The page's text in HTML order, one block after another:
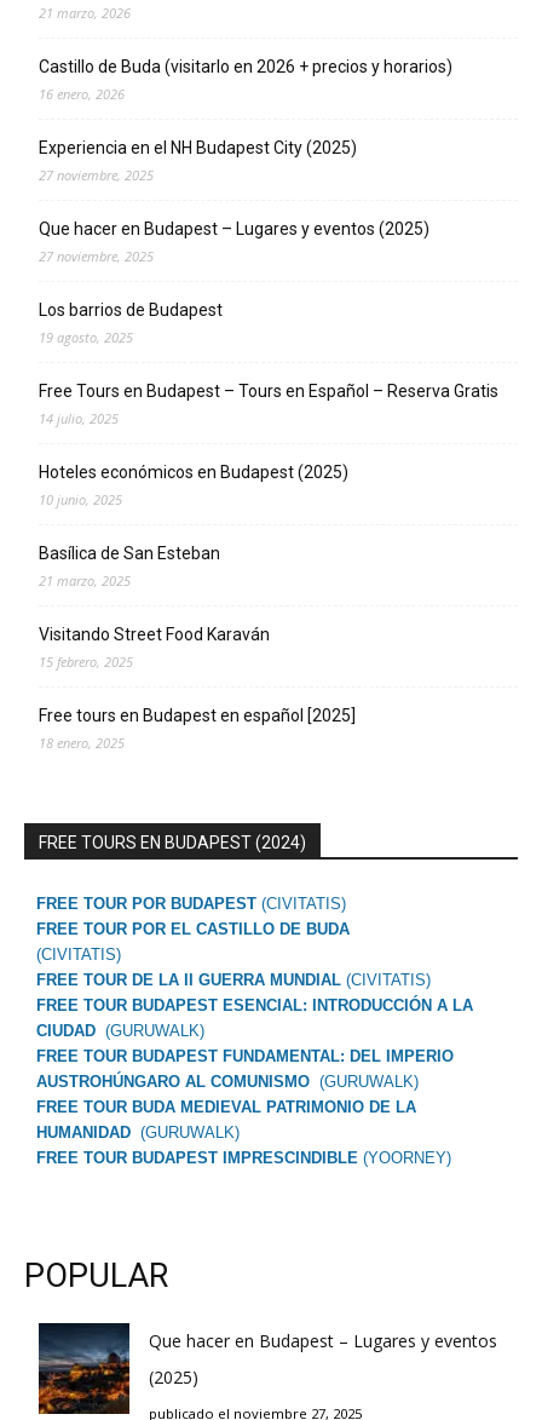
21 marzo, 2026
Castillo de Buda (visitarlo en 2026 + precios y horarios)
16 enero, 2026
Experiencia en el NH Budapest City (2025)
27 noviembre, 2025
Que hacer en Budapest – Lugares y eventos (2025)
27 noviembre, 2025
Los barrios de Budapest
19 agosto, 2025
Free Tours en Budapest – Tours en Español – Reserva Gratis
14 julio, 2025
Hoteles económicos en Budapest (2025)
10 junio, 2025
Basílica de San Esteban
21 marzo, 2025
Visitando Street Food Karaván
15 febrero, 2025
Free tours en Budapest en español [2025]
18 enero, 2025
FREE TOURS EN BUDAPEST (2024)
FREE TOUR POR BUDAPEST (CIVITATIS)
FREE TOUR POR EL CASTILLO DE BUDA
(CIVITATIS)
FREE TOUR DE LA II GUERRA MUNDIAL (CIVITATIS)
FREE TOUR BUDAPEST ESENCIAL: INTRODUCCIÓN A LA
CIUDAD (GURUWALK)
FREE TOUR BUDAPEST FUNDAMENTAL: DEL IMPERIO
AUSTROHÚNGARO AL COMUNISMO (GURUWALK)
FREE TOUR BUDA MEDIEVAL PATRIMONIO DE LA
HUMANIDAD (GURUWALK)
FREE TOUR BUDAPEST IMPRESCINDIBLE (YOORNEY)
POPULAR
Que hacer en Budapest – Lugares y eventos
(2025)
publicado el noviembre 27, 2025